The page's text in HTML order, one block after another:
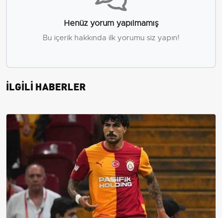
Henüz yorum yapılmamış
Bu içerik hakkında ilk yorumu siz yapın!
İLGİLİ HABERLER